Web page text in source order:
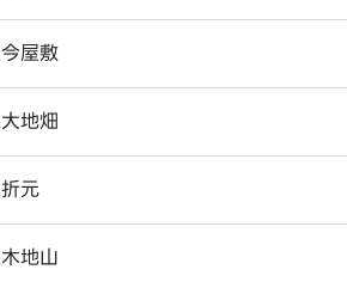
屋敷
地畑
元
地山